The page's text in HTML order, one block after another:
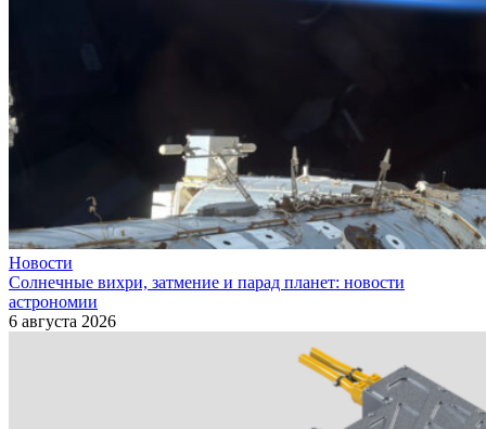
Новости
Солнечные вихри, затмение и парад планет: новости
астрономии
6 августа 2026